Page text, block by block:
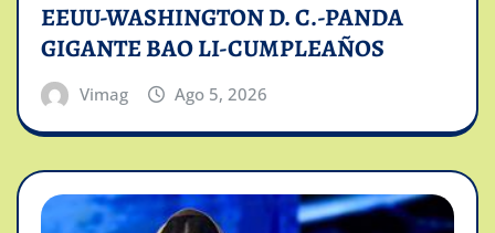
EEUU-WASHINGTON D. C.-PANDA
GIGANTE BAO LI-CUMPLEAÑOS
Vimag Ago 5, 2026